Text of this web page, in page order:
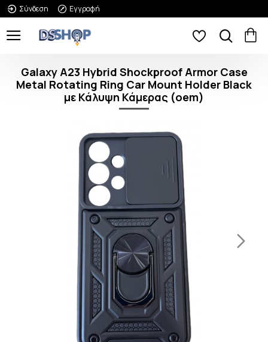
Σύνδεση Εγγραφή
Galaxy A23 Hybrid Shockproof Armor Case
Metal Rotating Ring Car Mount Holder Black
με Κάλυψη Κάμερας (oem)